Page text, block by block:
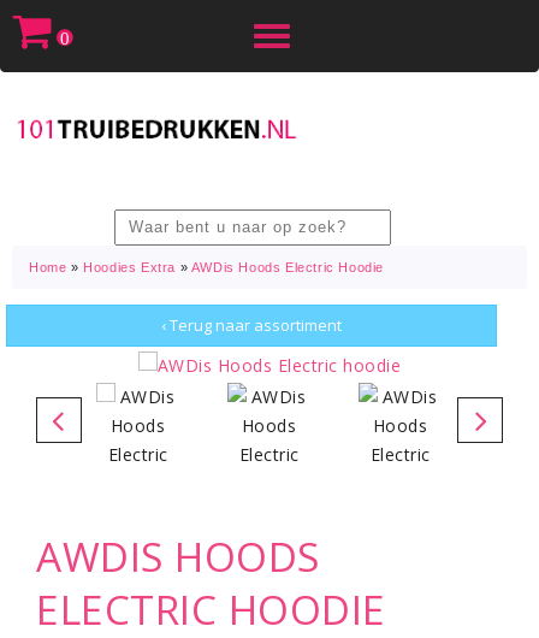
Toggle
0
Home » Hoodies Extra » AWDis Hoods Electric Hoodie
‹ Terug naar assortiment
AWDIS HOODS
ELECTRIC HOODIE